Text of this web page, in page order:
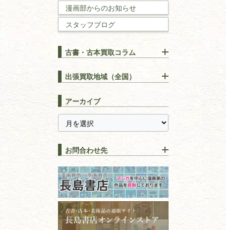
数学書・物理学書
建築書
漢方・鍼灸・東洋医学
易学・占い
スピリチュアル・
全集・
趣味・教養
書道
拓本・法帖・碑帖
篆刻・印譜
漫画部からのお知らせ
スタッフブログ
古書・古本買取コラム
りOK！効率的に売る方法
長島書店の便利な買取サービ
ス
【持ち込み買取】店頭で簡単
に古本を売るメリットとは？
古本を高く売る方法！買取で
上手な売り方のコツを解説
古本の保管方法と劣化する原
因！適切な管理で長持ちさせ
るコツ
古本は汚れていると買取でき
ない？適切な保管方法とクリ
ーニング！
ISBNコードとは？書籍の識別
番号の意味と役割を解説
出張買取地域（全国）
千葉県
神奈川県
静岡県
栃木県
山梨県
新潟県
長野県
愛知県
石川県
福井県
福島県
富山県
青森県
岩手県
アーカイブ
お問合わせ先
古本買取専門店 長島書店
〒101-0051
東京都千代田区神田神保町2-5-1